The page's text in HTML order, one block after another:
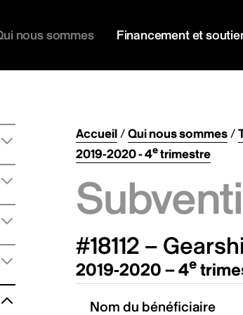
nous sommes Financement et
Accueil/Qui nous sommes/
2019-2020 - 4etrimestre
#18112 –
2019-2020 – 4e
Nom du bénéficiaire